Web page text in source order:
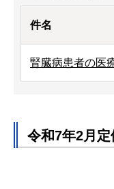
件名
腎臓病患者の医
令和7年2月